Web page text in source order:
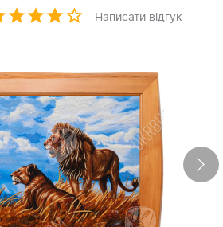
Написати відгук